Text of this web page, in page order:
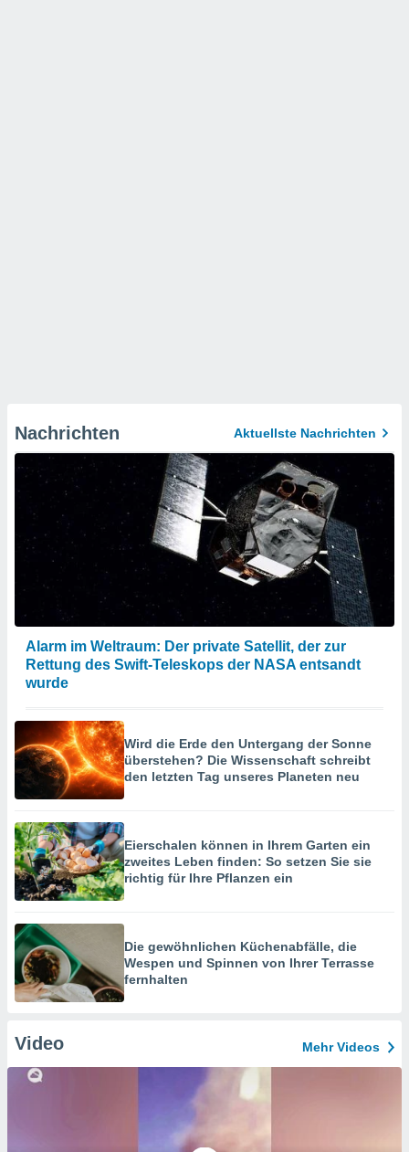
Nachrichten Aktuellste Nachrichten
Alarm im Weltraum: Der private Satellit, der zur
Rettung des Swift-Teleskops der NASA entsandt
wurde
Wird die Erde den Untergang der Sonne
überstehen? Die Wissenschaft schreibt
den letzten Tag unseres Planeten neu
Eierschalen können in Ihrem Garten ein
zweites Leben finden: So setzen Sie sie
richtig für Ihre Pflanzen ein
Die gewöhnlichen Küchenabfälle, die
Wespen und Spinnen von Ihrer Terrasse
fernhalten
Video Mehr Videos